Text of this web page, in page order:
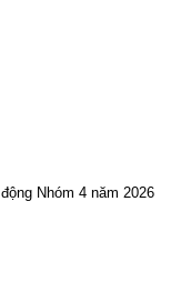
Nhóm 4 năm 2026